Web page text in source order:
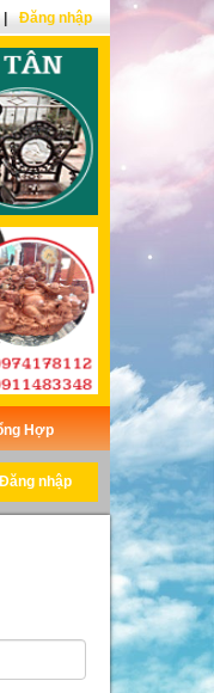
Đăng nhập
Hợp
Đăng nhập